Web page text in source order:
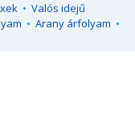
• Valós idejű
• Arany árfolyam •